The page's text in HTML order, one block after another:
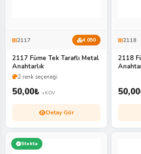
2117 4.050
2117 Füme Tek Taraflı Metal
Anahtarlık
2 renk seçeneği
50,00₺ +KDV
Detay Gör
2118
2118
50,00
Stokta